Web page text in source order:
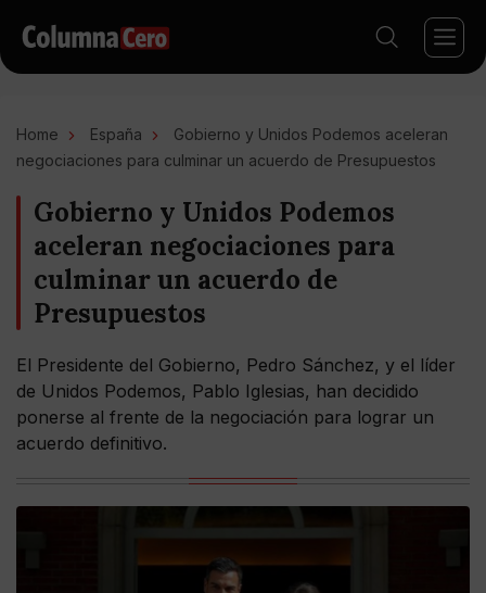
Home España
Gobierno y Unidos Podemos aceleran
negociaciones para culminar un acuerdo de Presupuestos
Gobierno y Unidos Podemos
aceleran negociaciones para
culminar un acuerdo de
Presupuestos
El Presidente del Gobierno, Pedro Sánchez, y el líder
de Unidos Podemos, Pablo Iglesias, han decidido
ponerse al frente de la negociación para lograr un
acuerdo definitivo.